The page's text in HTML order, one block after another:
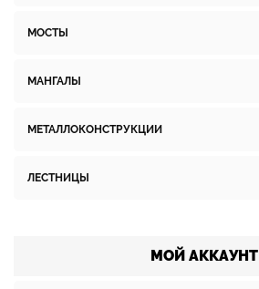
МОСТЫ
МАНГАЛЫ
МЕТАЛЛОКОНСТРУКЦИИ
ЛЕСТНИЦЫ
МОЙ АККАУНТ